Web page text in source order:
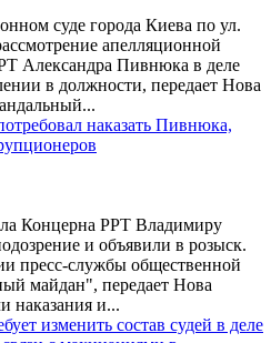
суде города Киева по ул.
апелляционной
Александра Пивнюка в деле
в должности, передает Нова
наказать Пивнюка,
Концерна РРТ Владимиру
и объявили в розыск.
пресс-службы общественной
майдан", передает Нова
наказания и...
изменить состав судей в деле